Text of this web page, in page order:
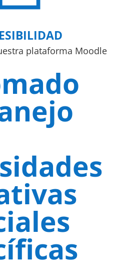
plataforma Moodle